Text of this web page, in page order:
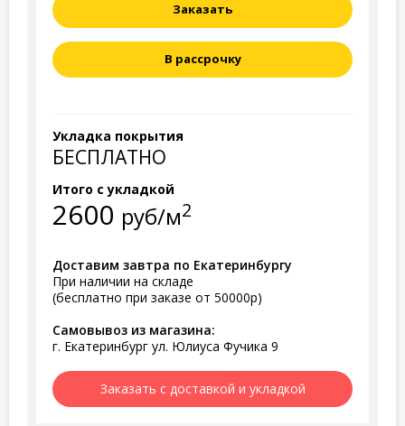
Заказать
В рассрочку
Укладка покрытия
БЕСПЛАТНО
Итого с укладкой
2600 руб/м2
Доставим завтра по Екатеринбургу
При наличии на складе
(бесплатно при заказе от 50000р)
Самовывоз из магазина:
г. Екатеринбург ул. Юлиуса Фучика 9
Заказать с доставкой и укладкой